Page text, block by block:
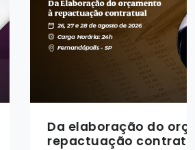
do orçamento à
contratual